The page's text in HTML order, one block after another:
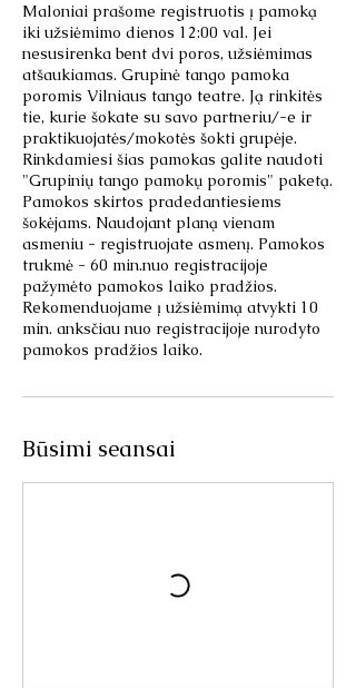
Maloniai prašome registruotis į pamoką
iki užsiėmimo dienos 12:00 val. Jei
nesusirenka bent dvi poros, užsiėmimas
atšaukiamas. Grupinė tango pamoka
poromis Vilniaus tango teatre. Ją rinkitės
tie, kurie šokate su savo partneriu/-e ir
praktikuojatės/mokotės šokti grupėje.
Rinkdamiesi šias pamokas galite naudoti
"Grupinių tango pamokų poromis" paketą.
Pamokos skirtos pradedantiesiems
šokėjams. Naudojant planą vienam
asmeniu - registruojate asmenį. Pamokos
trukmė - 60 min.nuo registracijoje
pažymėto pamokos laiko pradžios.
Rekomenduojame į užsiėmimą atvykti 10
min. anksčiau nuo registracijoje nurodyto
pamokos pradžios laiko.
Būsimi seansai